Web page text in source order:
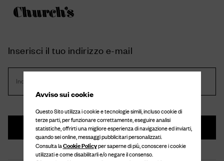
Avviso sui cookie
Questo Sito utilizza i cookie e tecnologie simili, incluso cookie di
terze parti, per funzionare correttamente, eseguire analisi
statistiche, offrirti una migliore esperienza di navigazione ed inviarti,
quando sei online, messaggi pubblicitari personalizzati.
Consulta laCookie Policyper saperne di più, conoscere i cookie
utilizzati e come disabilitarli e/o negare il consenso.
Inserisci il tuo indirizzo e-mail
Indirizzo e-mail *
Avanti